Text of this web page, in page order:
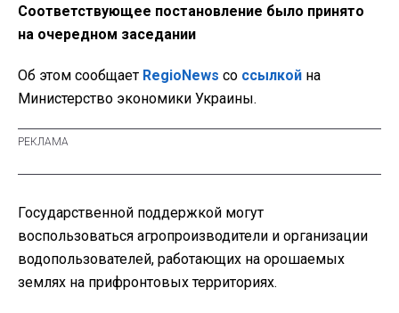
Соответствующее постановление было принято
на очередном заседании
Об этом сообщает RegioNews со ссылкой на
Министерство экономики Украины.
Государственной поддержкой могут
воспользоваться агропроизводители и организации
водопользователей, работающих на орошаемых
землях на прифронтовых территориях.